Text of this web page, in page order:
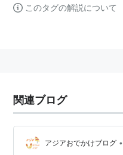
このタグの解説について
関連ブログ
アジアおでかけブログ •